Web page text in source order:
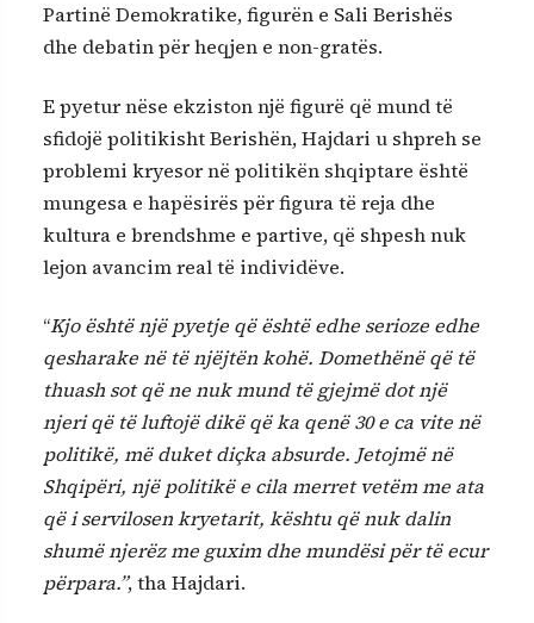
Partinë Demokratike, figurën e Sali Berishës
dhe debatin për heqjen e non-gratës.
E pyetur nëse ekziston një figurë që mund të
sfidojë politikisht Berishën, Hajdari u shpreh se
problemi kryesor në politikën shqiptare është
mungesa e hapësirës për figura të reja dhe
kultura e brendshme e partive, që shpesh nuk
lejon avancim real të individëve.
“Kjo është një pyetje që është edhe serioze edhe
qesharake në të njëjtën kohë. Domethënë që të
thuash sot që ne nuk mund të gjejmë dot një
njeri që të luftojë dikë që ka qenë 30 e ca vite në
politikë, më duket diçka absurde. Jetojmë në
Shqipëri, një politikë e cila merret vetëm me ata
që i servilosen kryetarit, kështu që nuk dalin
shumë njerëz me guxim dhe mundësi për të ecur
përpara.”, tha Hajdari.